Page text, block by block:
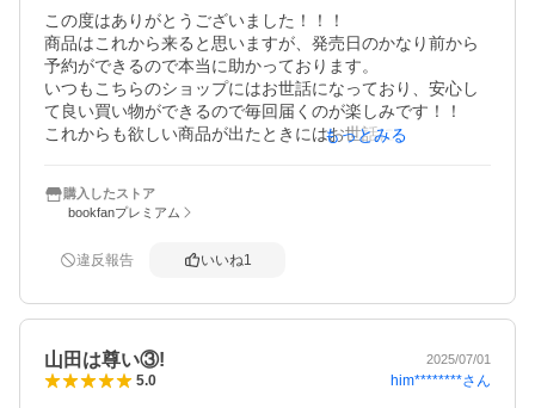
この度はありがとうございました！！！
商品はこれから来ると思いますが、発売日のかなり前から
予約ができるので本当に助かっております。
いつもこちらのショップにはお世話になっており、安心し
て良い買い物ができるので毎回届くのが楽しみです！！
これからも欲しい商品が出たときにはお世話になろうと思
もっとみる
購入したストア
bookfanプレミアム
違反報告 いいね1
山田は尊い③! 2025/07/01
5.0 him********さん